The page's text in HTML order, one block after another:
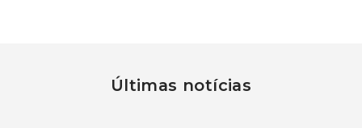
Últimas notícias